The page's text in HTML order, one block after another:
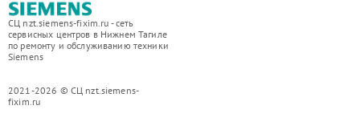
СЦ nzt.siemens-fixim.ru - сеть
сервисных центров в Нижнем Тагиле
по ремонту и обслуживанию техники
Siemens
2021-2026 © СЦ nzt.siemens-
fixim.ru